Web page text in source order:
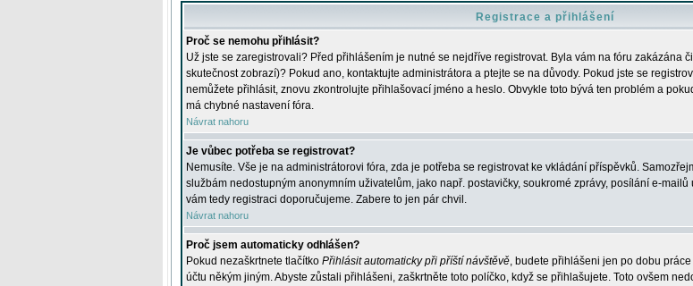
Registrace a přihlášení
Proč se nemohu přihlásit?
Už jste se zaregistrovali? Před přihlášením je nutné se nejdříve registrovat. Byla vám na fóru zakázána
skutečnost zobrazí)? Pokud ano, kontaktujte administrátora a ptejte se na důvody. Pokud jste se
nemůžete přihlásit, znovu zkontrolujte přihlašovací jméno a heslo. Obvykle toto bývá ten problém a
má chybné nastavení fóra.
Návrat nahoru
Je vůbec potřeba se registrovat?
Nemusíte. Vše je na administrátorovi fóra, zda je potřeba se registrovat ke vkládání příspěvků.
službám nedostupným anonymním uživatelům, jako např. postavičky, soukromé zprávy, posílání e-
vám tedy registraci doporučujeme. Zabere to jen pár chvil.
Návrat nahoru
Proč jsem automaticky odhlášen?
Pokud nezaškrtnete tlačítko Přihlásit automaticky při příští návštěvě, budete přihlášeni jen po dobu
účtu někým jiným. Abyste zůstali přihlášeni, zaškrtněte toto políčko, když se přihlašujete. Toto ovšem